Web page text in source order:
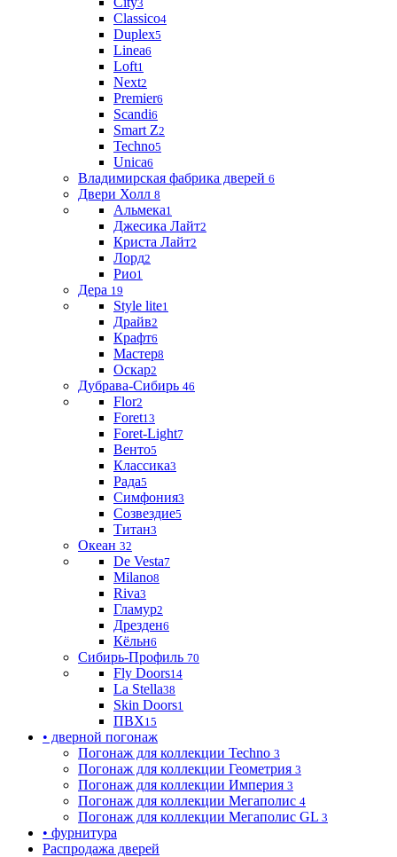
3
Classico4
Duplex5
Linea6
Loft1
Next2
Premier6
Scandi6
Smart Z2
Techno5
Unica6
Владимирская фабрика дверей 6
Двери Холл 8
Альмека1
Джесика Лайт2
Криста Лайт2
Лорд2
Рио1
Дера 19
Style lite1
Драйв2
Крафт6
Мастер8
Оскар2
Дубрава-Сибирь 46
Flor2
Foret13
Foret-Light7
Венто5
Классика3
Рада5
Симфония3
Созвездие5
Титан3
Океан 32
De Vesta7
Milano8
Riva3
Гламур2
Дрезден6
Кёльн6
Сибирь-Профиль 70
Fly Doors14
La Stella38
Skin Doors1
ПВХ15
• дверной погонаж
Погонаж для коллекции Techno 3
Погонаж для коллекции Геометрия 3
Погонаж для коллекции Империя 3
Погонаж для коллекции Мегаполис 4
Погонаж для коллекции Мегаполис GL 3
• фурнитура
Распродажа дверей